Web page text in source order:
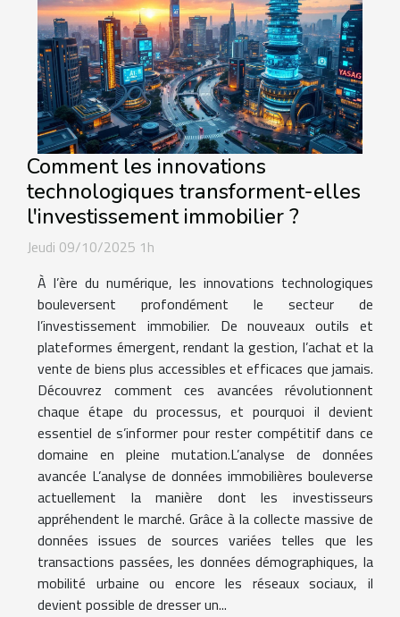
Comment les innovations
technologiques transforment-elles
l'investissement immobilier ?
Jeudi 09/10/2025 1h
À l’ère du numérique, les innovations technologiques
bouleversent profondément le secteur de
l’investissement immobilier. De nouveaux outils et
plateformes émergent, rendant la gestion, l’achat et la
vente de biens plus accessibles et efficaces que jamais.
Découvrez comment ces avancées révolutionnent
chaque étape du processus, et pourquoi il devient
essentiel de s’informer pour rester compétitif dans ce
domaine en pleine mutation.L’analyse de données
avancée L’analyse de données immobilières bouleverse
actuellement la manière dont les investisseurs
appréhendent le marché. Grâce à la collecte massive de
données issues de sources variées telles que les
transactions passées, les données démographiques, la
mobilité urbaine ou encore les réseaux sociaux, il
devient possible de dresser un...